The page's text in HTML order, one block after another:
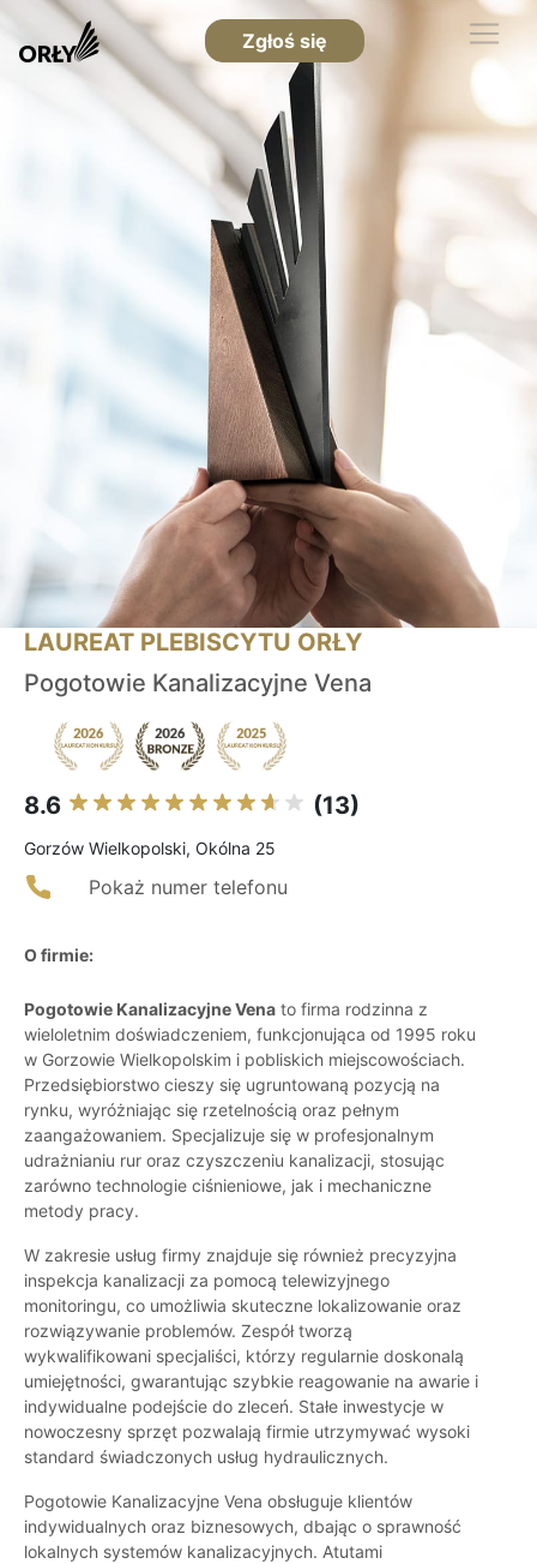
Zgłoś się
LAUREAT PLEBISCYTU ORŁY
Pogotowie Kanalizacyjne Vena
8.6 (13)
Gorzów Wielkopolski, Okólna 25
Pokaż numer telefonu
O firmie:
Pogotowie Kanalizacyjne Vena to firma rodzinna z
wieloletnim doświadczeniem, funkcjonująca od 1995 roku
w Gorzowie Wielkopolskim i pobliskich miejscowościach.
Przedsiębiorstwo cieszy się ugruntowaną pozycją na
rynku, wyróżniając się rzetelnością oraz pełnym
zaangażowaniem. Specjalizuje się w profesjonalnym
udrażnianiu rur oraz czyszczeniu kanalizacji, stosując
zarówno technologie ciśnieniowe, jak i mechaniczne
metody pracy.
W zakresie usług firmy znajduje się również precyzyjna
inspekcja kanalizacji za pomocą telewizyjnego
monitoringu, co umożliwia skuteczne lokalizowanie oraz
rozwiązywanie problemów. Zespół tworzą
wykwalifikowani specjaliści, którzy regularnie doskonalą
umiejętności, gwarantując szybkie reagowanie na awarie i
indywidualne podejście do zleceń. Stałe inwestycje w
nowoczesny sprzęt pozwalają firmie utrzymywać wysoki
standard świadczonych usług hydraulicznych.
Pogotowie Kanalizacyjne Vena obsługuje klientów
indywidualnych oraz biznesowych, dbając o sprawność
lokalnych systemów kanalizacyjnych. Atutami